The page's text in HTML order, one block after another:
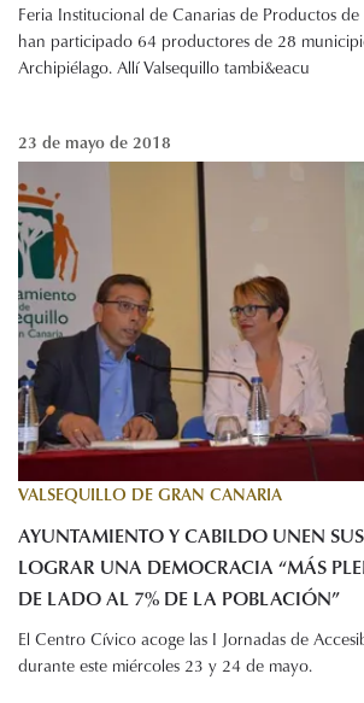
Feria Institucional de Canarias de Productos
han participado 64 productores de 28
Archipiélago. Allí Valsequillo tambi&eacu
23 de mayo de 2018
VALSEQUILLO DE GRAN CANARIA
AYUNTAMIENTO Y CABILDO UNEN
LOGRAR UNA DEMOCRACIA “MÁS
DE LADO AL 7% DE LA POBLACIÓN”
El Centro Cívico acoge las I Jornadas de
durante este miércoles 23 y 24 de mayo.